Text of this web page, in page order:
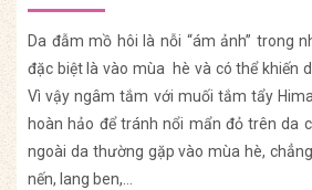
Da đẫm mồ hôi là nỗi “ám ảnh” trong
đặc biệt là vào mùa hè và có thể khiến
Vì vậy ngâm tắm với muối tắm tẩy
hoàn hảo để tránh nổi mẩn đỏ trên da
ngoài da thường gặp vào mùa hè,
nến, lang ben,…